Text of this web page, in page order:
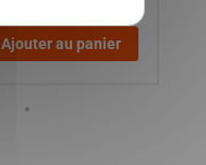
Ajouter au panier